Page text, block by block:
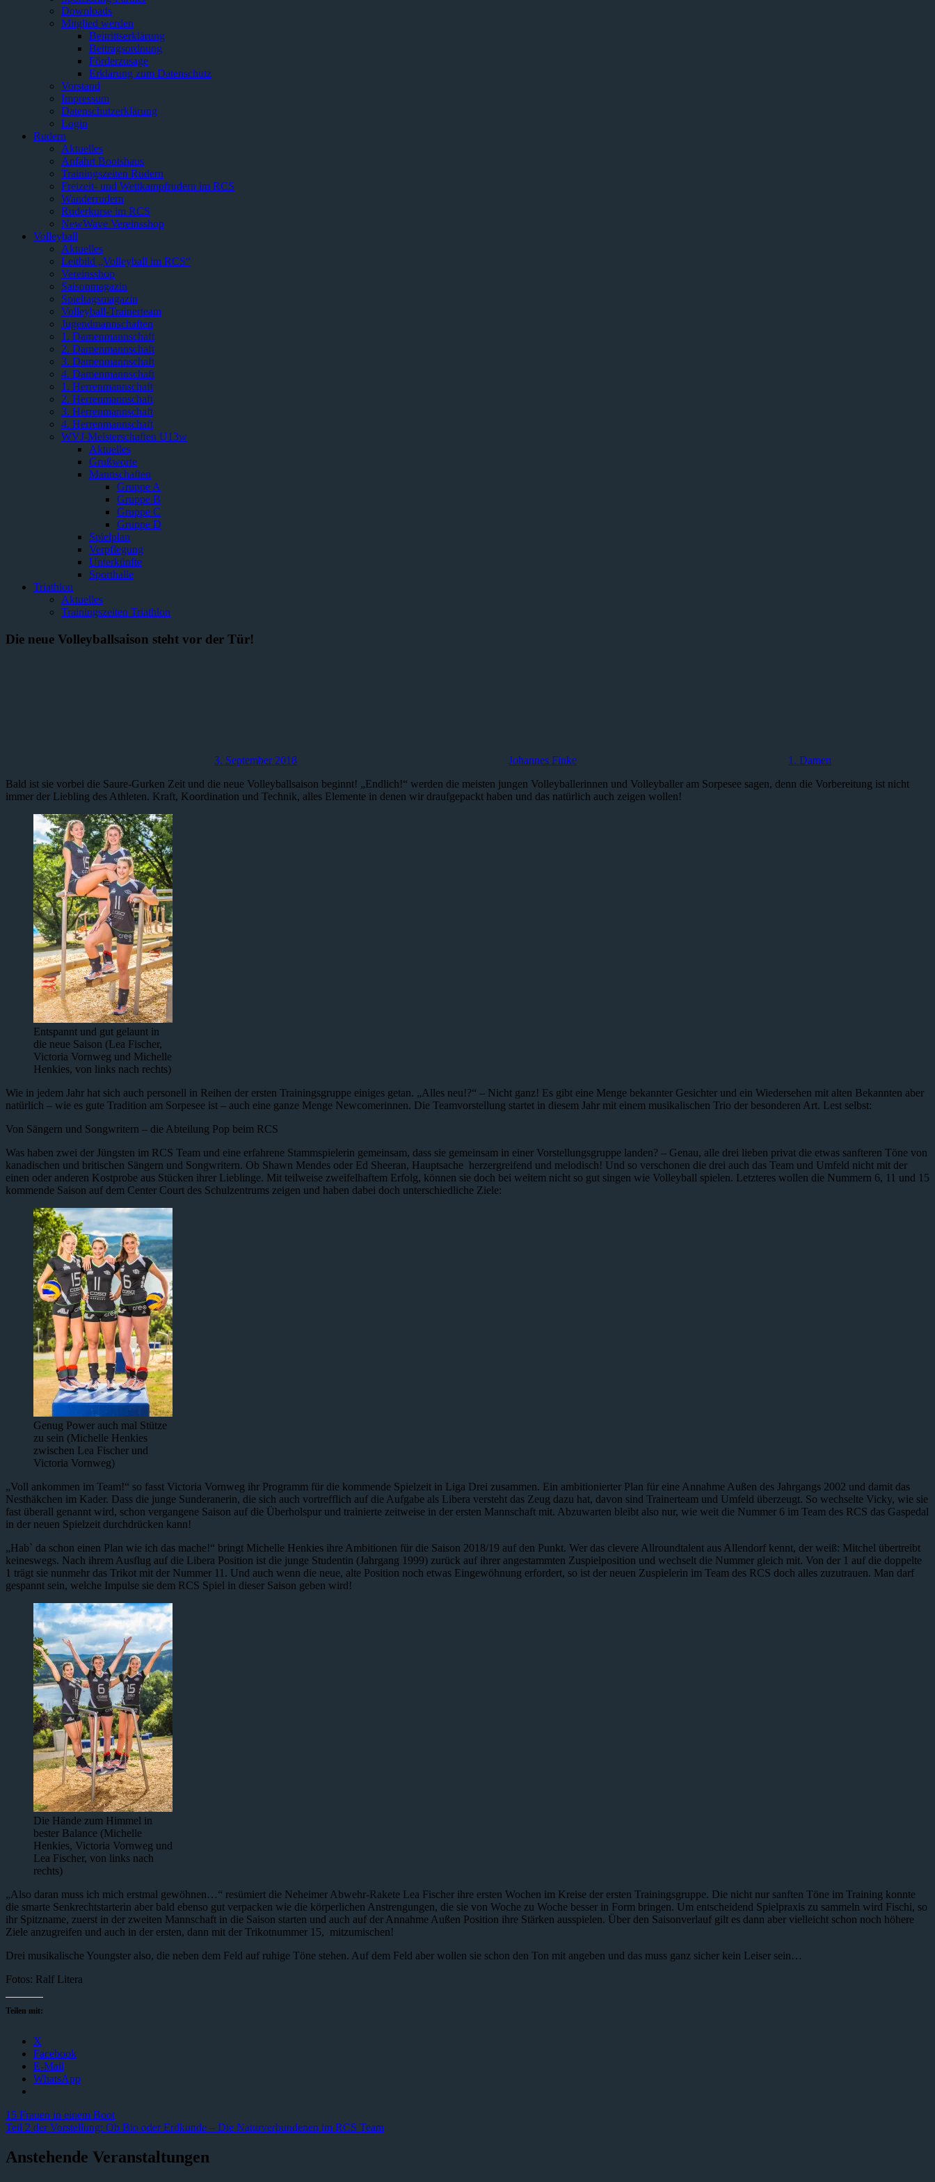
Downloads
Mitglied werden
Beitrittserklärung
Beitragsordnung
Förderzusage
Erklärung zum Datenschutz
Vorstand
Impressum
Datenschutzerklärung
Login
Rudern
Aktuelles
Anfahrt Bootshaus
Trainingszeiten Rudern
Freizeit- und Wettkampfrudern im RCS
Wanderrudern
Ruderkurse im RCS
NewWave Vereinsshop
Volleyball
Aktuelles
Leitbild „Volleyball im RCS“
Vereinsshop
Saisonmagazin
Spieltagsmagazin
Volleyball-Trainerteam
Jugendmannschaften
1. Damenmannschaft
2. Damenmannschaft
3. Damenmannschaft
4. Damenmannschaft
1. Herrenmannschaft
2. Herrenmannschaft
3. Herrenmannschaft
4. Herrenmannschaft
WVJ-Meisterschaften U13w
Aktuelles
Grußworte
Mannschaften
Gruppe A
Gruppe B
Gruppe C
Gruppe D
Spielplan
Verpflegung
Unterkünfte
Sporthalle
Triathlon
Aktuelles
Trainingszeiten Triathlon
Die neue Volleyballsaison steht vor der Tür!
3. September 2018 Johannes Finke
1. Damen
Bald ist sie vorbei die Saure-Gurken Zeit und die neue Volleyballsaison beginnt! „Endlich!“ werden die meisten jungen Volleyballerinnen und Volleyballer am Sorpesee sagen, denn die Vorbereitung ist nicht
immer der Liebling des Athleten. Kraft, Koordination und Technik, alles Elemente in denen wir draufgepackt haben und das natürlich auch zeigen wollen!
Entspannt und gut gelaunt in
die neue Saison (Lea Fischer,
Victoria Vornweg und Michelle
Henkies, von links nach rechts)
Wie in jedem Jahr hat sich auch personell in Reihen der ersten Trainingsgruppe einiges getan. „Alles neu!?“ – Nicht ganz! Es gibt eine Menge bekannter Gesichter und ein Wiedersehen mit alten Bekannten aber
natürlich – wie es gute Tradition am Sorpesee ist – auch eine ganze Menge Newcomerinnen. Die Teamvorstellung startet in diesem Jahr mit einem musikalischen Trio der besonderen Art. Lest selbst:
Von Sängern und Songwritern – die Abteilung Pop beim RCS
Was haben zwei der Jüngsten im RCS Team und eine erfahrene Stammspielerin gemeinsam, dass sie gemeinsam in einer Vorstellungsgruppe landen? – Genau, alle drei lieben privat die etwas sanfteren Töne von
kanadischen und britischen Sängern und Songwritern. Ob Shawn Mendes oder Ed Sheeran, Hauptsache herzergreifend und melodisch! Und so verschonen die drei auch das Team und Umfeld nicht mit der
einen oder anderen Kostprobe aus Stücken ihrer Lieblinge. Mit teilweise zweifelhaftem Erfolg, können sie doch bei weitem nicht so gut singen wie Volleyball spielen. Letzteres wollen die Nummern 6, 11 und 15
kommende Saison auf dem Center Court des Schulzentrums zeigen und haben dabei doch unterschiedliche Ziele:
Genug Power auch mal Stütze
zu sein (Michelle Henkies
zwischen Lea Fischer und
Victoria Vornweg)
„Voll ankommen im Team!“ so fasst Victoria Vornweg ihr Programm für die kommende Spielzeit in Liga Drei zusammen. Ein ambitionierter Plan für eine Annahme Außen des Jahrgangs 2002 und damit das
Nesthäkchen im Kader. Dass die junge Sunderanerin, die sich auch vortrefflich auf die Aufgabe als Libera versteht das Zeug dazu hat, davon sind Trainerteam und Umfeld überzeugt. So wechselte Vicky, wie sie
fast überall genannt wird, schon vergangene Saison auf die Überholspur und trainierte zeitweise in der ersten Mannschaft mit. Abzuwarten bleibt also nur, wie weit die Nummer 6 im Team des RCS das Gaspedal
in der neuen Spielzeit durchdrücken kann!
„Hab` da schon einen Plan wie ich das mache!“ bringt Michelle Henkies ihre Ambitionen für die Saison 2018/19 auf den Punkt. Wer das clevere Allroundtalent aus Allendorf kennt, der weiß: Mitchel übertreibt
keineswegs. Nach ihrem Ausflug auf die Libera Position ist die junge Studentin (Jahrgang 1999) zurück auf ihrer angestammten Zuspielposition und wechselt die Nummer gleich mit. Von der 1 auf die doppelte
1 trägt sie nunmehr das Trikot mit der Nummer 11. Und auch wenn die neue, alte Position noch etwas Eingewöhnung erfordert, so ist der neuen Zuspielerin im Team des RCS doch alles zuzutrauen. Man darf
gespannt sein, welche Impulse sie dem RCS Spiel in dieser Saison geben wird!
Die Hände zum Himmel in
bester Balance (Michelle
Henkies, Victoria Vornweg und
Lea Fischer, von links nach
rechts)
„Also daran muss ich mich erstmal gewöhnen…“ resümiert die Neheimer Abwehr-Rakete Lea Fischer ihre ersten Wochen im Kreise der ersten Trainingsgruppe. Die nicht nur sanften Töne im Training konnte
die smarte Senkrechtstarterin aber bald ebenso gut verpacken wie die körperlichen Anstrengungen, die sie von Woche zu Woche besser in Form bringen. Um entscheidend Spielpraxis zu sammeln wird Fischi, so
ihr Spitzname, zuerst in der zweiten Mannschaft in die Saison starten und auch auf der Annahme Außen Position ihre Stärken ausspielen. Über den Saisonverlauf gilt es dann aber vielleicht schon noch höhere
Ziele anzugreifen und auch in der ersten, dann mit der Trikotnummer 15, mitzumischen!
Drei musikalische Youngster also, die neben dem Feld auf ruhige Töne stehen. Auf dem Feld aber wollen sie schon den Ton mit angeben und das muss ganz sicher kein Leiser sein…
Fotos: Ralf Litera
Teilen mit:
X
Facebook
E-Mail
WhatsApp
Beitragsnavigation
Vorheriger
Beitrag:
15 Frauen in einem Boot
Nächster
Teil 2 der Vorstellung: Ob Bio oder Erdkunde – Die Naturverbundenen im RCS Team
Anstehende Veranstaltungen